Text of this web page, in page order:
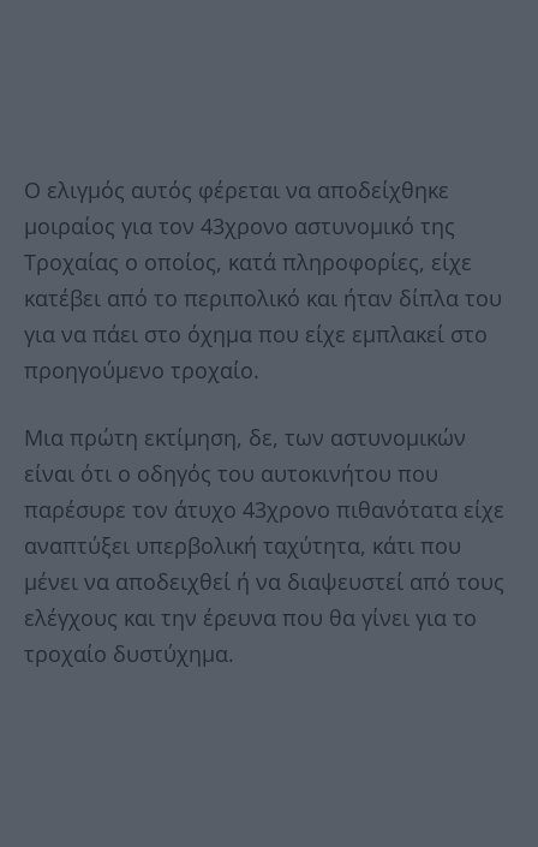
Ο ελιγμός αυτός φέρεται να αποδείχθηκε
μοιραίος για τον 43χρονο αστυνομικό της
Τροχαίας ο οποίος, κατά πληροφορίες, είχε
κατέβει από το περιπολικό και ήταν δίπλα του
για να πάει στο όχημα που είχε εμπλακεί στο
προηγούμενο τροχαίο.
Μια πρώτη εκτίμηση, δε, των αστυνομικών
είναι ότι ο οδηγός του αυτοκινήτου που
παρέσυρε τον άτυχο 43χρονο πιθανότατα είχε
αναπτύξει υπερβολική ταχύτητα, κάτι που
μένει να αποδειχθεί ή να διαψευστεί από τους
ελέγχους και την έρευνα που θα γίνει για το
τροχαίο δυστύχημα.